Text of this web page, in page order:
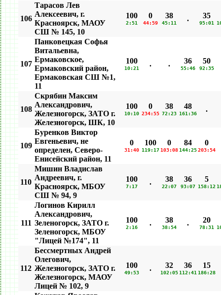
106
Тарасов Лев
Алексеевич, г.
Красноярск, МАОУ
СШ № 145, 10
100
2:51
0
44:59
38
45:11
. 35
95:01
107
Панковецкая Софья
Витальевна,
Ермаковское,
Ермаковский район,
Ермаковская СШ №1,
11
100
10:21
. . 36
55:46
50
92:35
108
Скрябин Максим
Александрович,
Железногорск, ЗАТО г.
Железногорск, ШК, 10
100
10:10
0
234:55
38
72:23
48
161:36
.
109
Буренков Виктор
Евгеньевич, не
определен, Северо-
Енисейский район, 11
0
31:40
100
119:17
0
103:08
84
144:25
0
203:54
110
Мишин Владислав
Андреевич, г.
Красноярск, МБОУ
СШ № 94, 9
100
7:17
. 38
22:07
36
93:07
5
158:12
111
Логинов Кирилл
Александрович,
Зеленогорск, ЗАТО г.
Зеленогорск, МБОУ
"Лицей №174", 11
100
2:16
. 38
38:54
. 20
78:31
112
Бессмертных Андрей
Олегович,
Железногорск, ЗАТО г.
Железногорск, МАОУ
Лицей № 102, 9
100
49:53
. 32
102:05
36
112:41
15
186:28